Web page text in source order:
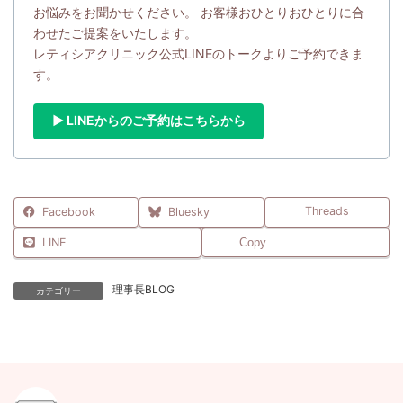
お悩みをお聞かせください。 お客様おひとりおひとりに合
わせたご提案をいたします。
レティシアクリニック公式LINEのトークよりご予約できま
す。
▶ LINEからのご予約はこちらから
Facebook Bluesky Threads
LINE Copy
カテゴリー 理事長BLOG